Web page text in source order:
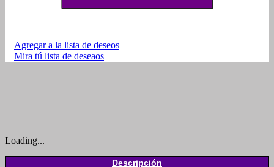
Agregar a la lista de deseos
Mira tú lista de deseaos
Loading...
Descripción